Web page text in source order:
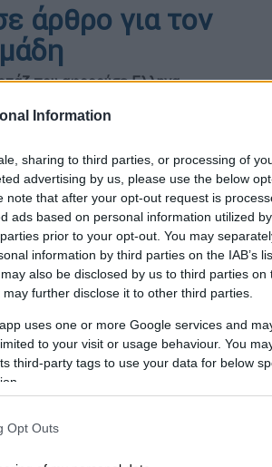
Information
sharing to third parties, or processing of
advertising by us, please use the below
note that after your opt-out request is
ads based on personal information utilized
prior to your opt-out. You may
information by third parties on the IAB’s
also be disclosed by us to third parties on
may further disclose it to other third parties.
uses one or more Google services and
to your visit or usage behaviour. You
third-party tags to use your data for below
Opt Outs
άρθρο για τον
που αφορούσε Ελληνα